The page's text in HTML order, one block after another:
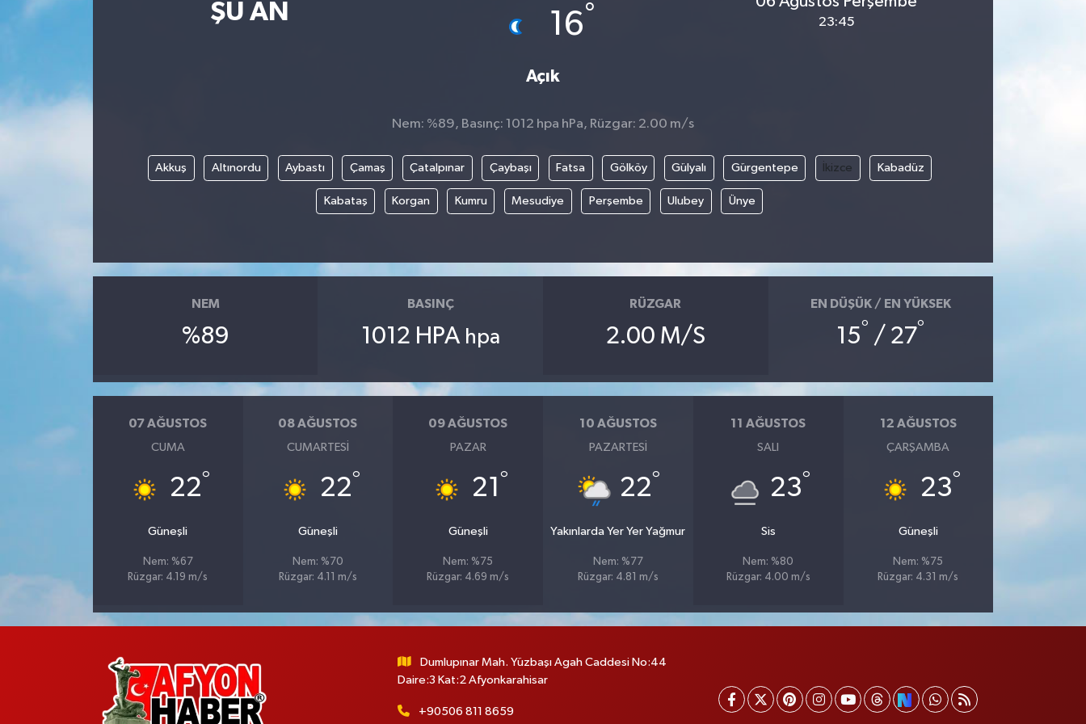
ŞU AN 16°
Açık
23:45
Nem: %89, Basınç: 1012 hpa hPa, Rüzgar: 2.00 m/s
Akkuş Altınordu Aybastı Çamaş Çatalpınar Çaybaşı Fatsa Gölköy Gülyalı Gürgentepe İkizce Kabadüz
Kabataş Korgan Kumru Mesudiye Perşembe Ulubey Ünye
NEM
%89
BASINÇ
1012 HPA hpa
RÜZGAR
2.00 M/S
EN DÜŞÜK / EN YÜKSEK
15° / 27°
07 AĞUSTOS
CUMA
22°
Güneşli
Nem: %67
Rüzgar: 4.19 m/s
08 AĞUSTOS
CUMARTESI
22°
Güneşli
Nem: %70
Rüzgar: 4.11 m/s
09 AĞUSTOS
PAZAR
21 °
Güneşli
Nem: %75
Rüzgar: 4.69 m/s
10 AĞUSTOS
PAZARTESI
22°
Yakınlarda Yer Yer Yağmur
Nem: %77
Rüzgar: 4.81 m/s
11 AĞUSTOS
SALI
23°
Sis
Nem: %80
Rüzgar: 4.00 m/s
12 AĞUSTOS
ÇARŞAMBA
23°
Güneşli
Nem: %75
Rüzgar: 4.31 m/s
Dumlupınar Mah. Yüzbaşı Agah Caddesi No:44
Daire:3 Kat:2 Afyonkarahisar
+90506 811 8659